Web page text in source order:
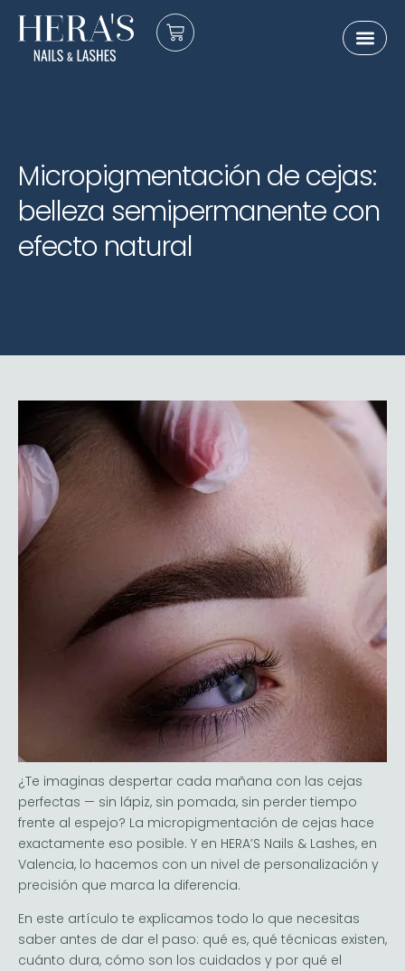
Micropigmentación de cejas:
belleza semipermanente con
efecto natural
¿Te imaginas despertar cada mañana con las cejas
perfectas — sin lápiz, sin pomada, sin perder tiempo
frente al espejo? La micropigmentación de cejas hace
exactamente eso posible. Y en HERA’S Nails & Lashes, en
Valencia, lo hacemos con un nivel de personalización y
precisión que marca la diferencia.
En este artículo te explicamos todo lo que necesitas
saber antes de dar el paso: qué es, qué técnicas existen,
cuánto dura, cómo son los cuidados y por qué el